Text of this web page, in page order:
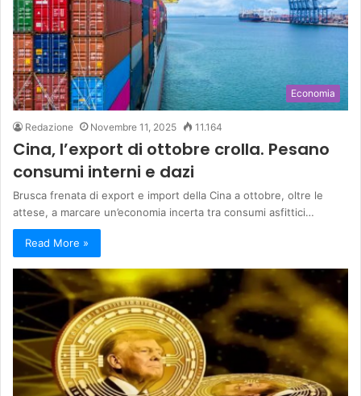
Economia
Redazione Novembre 11, 2025 11.164
Cina, l’export di ottobre crolla. Pesano
consumi interni e dazi
Brusca frenata di export e import della Cina a ottobre, oltre le
attese, a marcare un’economia incerta tra consumi asfittici…
Read More »